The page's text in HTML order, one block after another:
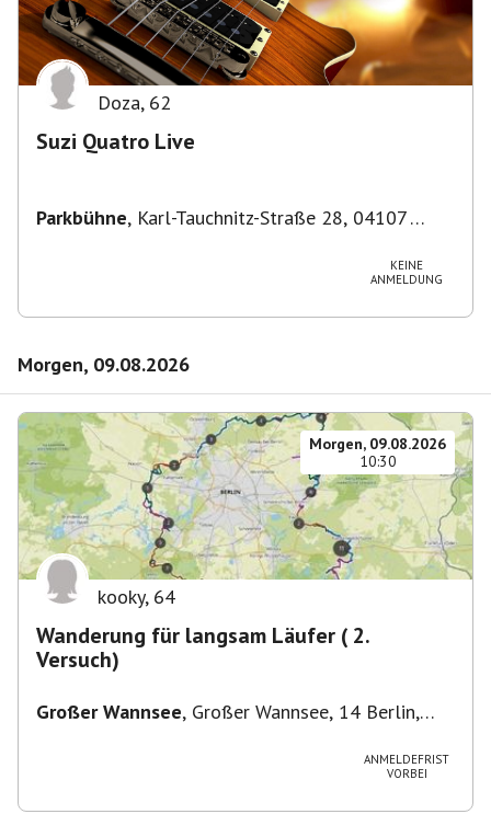
Doza, 62
Suzi Quatro Live
Parkbühne, Karl-Tauchnitz-Straße 28, 04107
KEINE
ANMELDUNG
Morgen, 09.08.2026
Morgen, 09.08.2026
10:30
kooky, 64
Wanderung für langsam Läufer ( 2.
Versuch)
Großer Wannsee, Großer Wannsee, 14 Berlin,
ANMELDEFRIST
VORBEI